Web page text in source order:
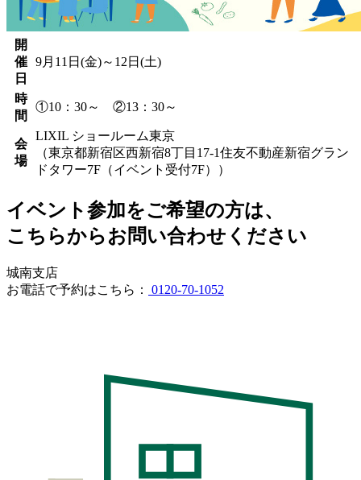
開
催
日
9月11日(金)～12日(土)
時
間
①10：30～ ②13：30～
会
場
LIXIL ショールーム東京
（東京都新宿区西新宿8丁目17-1住友不動産新宿グラン
ドタワー7F（イベント受付7F））
イベント参加をご希望の方は、
こちらからお問い合わせください
城南支店
お電話で予約はこちら：
0120-70-1052